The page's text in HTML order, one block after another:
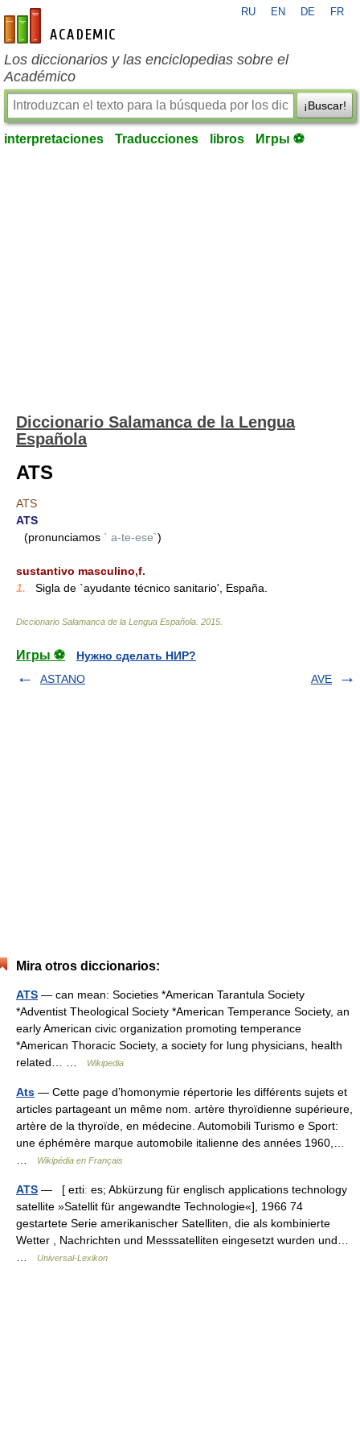
es-academic.com
RU EN DE FR
Los diccionarios y las enciclopedias sobre el
Académico
¡Buscar!
interpretaciones Traducciones libros Игры ⚽
Diccionario Salamanca de la Lengua
Española
ATS
ATS
ATS
(pronunciamos ` a-te-ese`)
sustantivo masculino,f.
1.
Sigla de `ayudante técnico sanitario', España.
Diccionario Salamanca de la Lengua Española 2015
Игры ⚽
Нужно сделать НИР?
ASTANO
AVE
Mira otros diccionarios:
ATS — can mean: Societies *American Tarantula Society
*Adventist Theological Society *American Temperance Society, an
early American civic organization promoting temperance
*American Thoracic Society, a society for lung physicians, health
related… …
Wikipedia
Ats — Cette page d’homonymie répertorie les différents sujets et
articles partageant un même nom. artère thyroïdienne supérieure,
artère de la thyroïde, en médecine. Automobili Turismo e Sport:
une éphémère marque automobile italienne des années 1960,…
Wikipédia en Français
ATS — [ eɪtiː es; Abkürzung für englisch applications technology
satellite »Satellit für angewandte Technologie«], 1966 74
gestartete Serie amerikanischer Satelliten, die als kombinierte
Wetter , Nachrichten und Messsatelliten eingesetzt wurden und…
Universal-Lexikon